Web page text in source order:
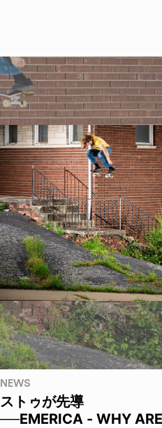
NEWS
ストゥが先導
──EMERICA - WHY